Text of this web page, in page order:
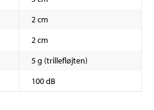
2 cm
2 cm
5 g (trillefløjten)
100 dB